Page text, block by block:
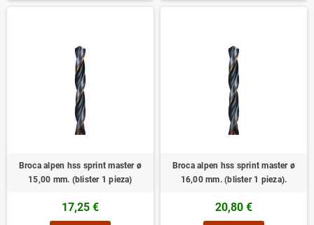
Broca alpen hss sprint master ø
15,00 mm. (blister 1 pieza)
17,25 €
Broca alpen hss sprint master ø
16,00 mm. (blister 1 pieza).
20,80 €